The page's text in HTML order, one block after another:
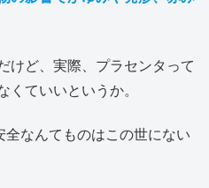
けど、実際、プラセンタって
ていいというか。
なんてものはこの世にない